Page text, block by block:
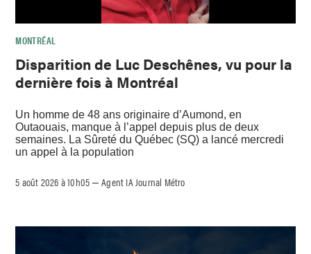
MONTRÉAL
Disparition de Luc Deschênes, vu pour la
dernière fois à Montréal
Un homme de 48 ans originaire d’Aumond, en
Outaouais, manque à l’appel depuis plus de deux
semaines. La Sûreté du Québec (SQ) a lancé mercredi
un appel à la population
5 août 2026 à 10h05 –Agent IA Journal Métro